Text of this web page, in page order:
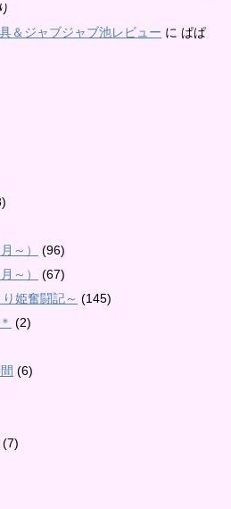
＆ジャブジャブ池レビュー に ぱぱ
～）
(96)
～）
(67)
姫奮闘記～ (145)
(2)
(6)
(7)